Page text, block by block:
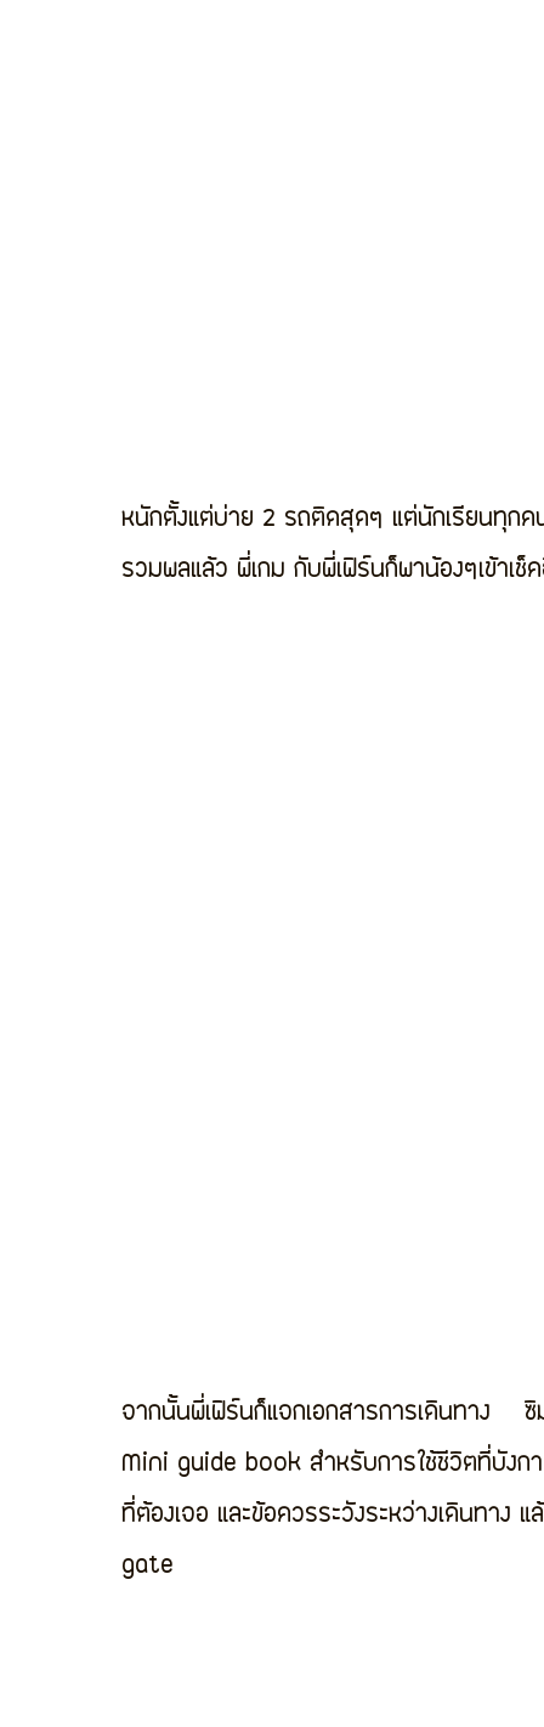
หนักตั้งแต่บ่าย 2 รถติดสุดๆ แต่นักเรียนทุก
รวมพลแล้ว พี่เกม กับพี่เฟิร์นก็พาน้องๆเข้าเช็
จากนั้นพี่เฟิร์นก็แจกเอกสารการเดินทาง
Mini guide book สำหรับการใช้ชีวิตที่บังก
ที่ต้องเจอ และข้อควรระวังระหว่างเดินทาง
gate